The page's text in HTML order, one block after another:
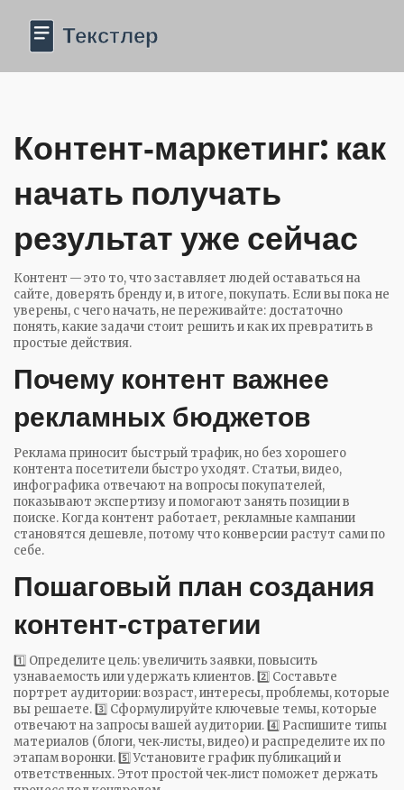
Контент‑маркетинг: как
начать получать
результат уже сейчас
Контент — это то, что заставляет людей оставаться на
сайте, доверять бренду и, в итоге, покупать. Если вы пока не
уверены, с чего начать, не переживайте: достаточно
понять, какие задачи стоит решить и как их превратить в
простые действия.
Почему контент важнее
рекламных бюджетов
Реклама приносит быстрый трафик, но без хорошего
контента посетители быстро уходят. Статьи, видео,
инфографика отвечают на вопросы покупателей,
показывают экспертизу и помогают занять позиции в
поиске. Когда контент работает, рекламные кампании
становятся дешевле, потому что конверсии растут сами по
себе.
Пошаговый план создания
контент‑стратегии
1️⃣ Определите цель: увеличить заявки, повысить
узнаваемость или удержать клиентов. 2️⃣ Составьте
портрет аудитории: возраст, интересы, проблемы, которые
вы решаете. 3️⃣ Сформулируйте ключевые темы, которые
отвечают на запросы вашей аудитории. 4️⃣ Распишите типы
материалов (блоги, чек‑листы, видео) и распределите их по
этапам воронки. 5️⃣ Установите график публикаций и
ответственных. Этот простой чек‑лист поможет держать